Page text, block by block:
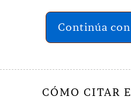
Continúa
CÓMO CITAR